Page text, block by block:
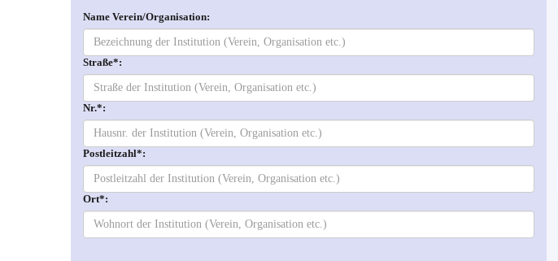
Name Verein/Organisation:
Straße*:
Nr.*:
Postleitzahl*:
Ort*: